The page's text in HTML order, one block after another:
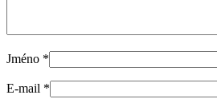
Jméno *
E-mail *